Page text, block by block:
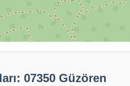
07350 Güzören